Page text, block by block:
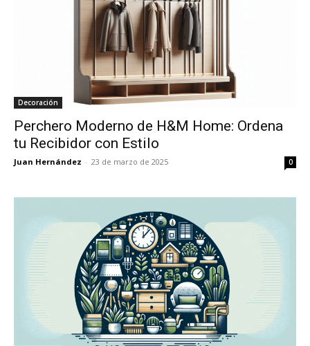
Decoración
Perchero Moderno de H&M Home: Ordena
tu Recibidor con Estilo
Juan Hernández - 23 de marzo de 2025 0